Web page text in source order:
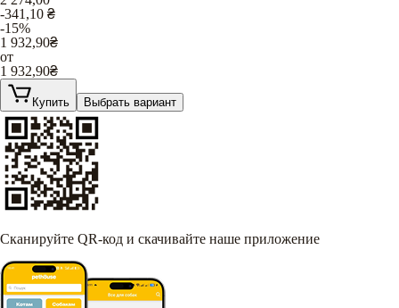
-341,10 ₴
-15%
1 932,90₴
от
1 932,90₴
Купить Выбрать вариант
Сканируйте QR-код и скачивайте наше приложение